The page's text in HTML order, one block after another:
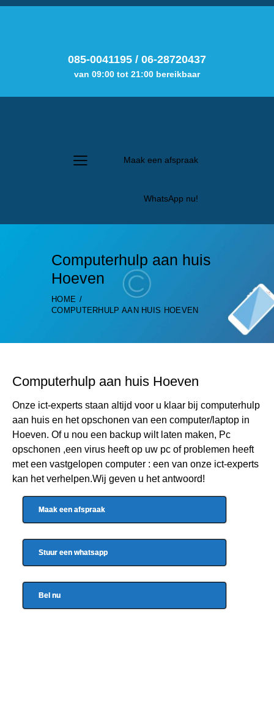
085-0041195 / 06-28720437
van 09:00 tot 21:00 bereikbaar
Maak een afspraak
WhatsApp nu!
Computerhulp aan huis
Hoeven
HOME
COMPUTERHULP AAN HUIS HOEVEN
Computerhulp aan huis Hoeven
Onze ict-experts staan altijd voor u klaar bij computerhulp
aan huis en het opschonen van een computer/laptop in
Hoeven. Of u nou een backup wilt laten maken, Pc
opschonen ,een virus heeft op uw pc of problemen heeft
met een vastgelopen computer : een van onze ict-experts
kan het verhelpen.Wij geven u het antwoord!
Maak een afspraak
Stuur een whatsapp
Bel nu